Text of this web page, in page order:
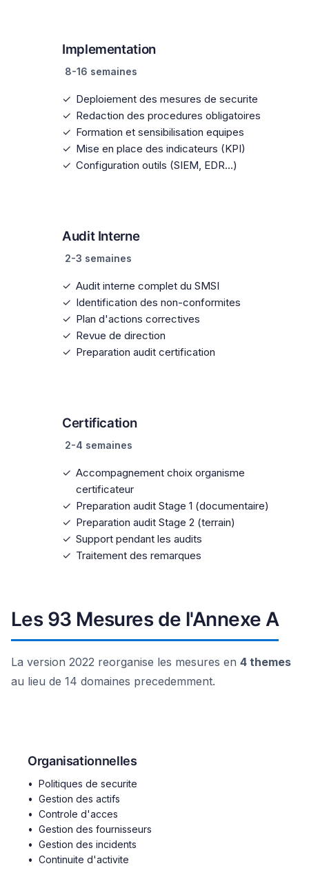
Implementation
8-16 semaines
Deploiement des mesures de securite
Redaction des procedures obligatoires
Formation et sensibilisation equipes
Mise en place des indicateurs (KPI)
Configuration outils (SIEM, EDR...)
Audit Interne
2-3 semaines
Audit interne complet du SMSI
Identification des non-conformites
Plan d'actions correctives
Revue de direction
Preparation audit certification
Certification
2-4 semaines
Accompagnement choix organisme
certificateur
Preparation audit Stage 1 (documentaire)
Preparation audit Stage 2 (terrain)
Support pendant les audits
Traitement des remarques
Les 93 Mesures de l'Annexe A
La version 2022 reorganise les mesures en 4 themes
au lieu de 14 domaines precedemment.
Organisationnelles
Politiques de securite
Gestion des actifs
Controle d'acces
Gestion des fournisseurs
Gestion des incidents
Continuite d'activite